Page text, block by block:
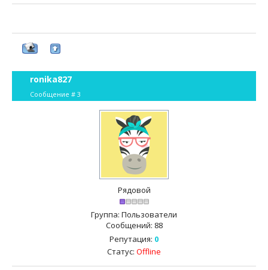
ronika827
Сообщение # 3
Рядовой
Группа: Пользователи
Сообщений: 88
Репутация: 0
Статус: Offline